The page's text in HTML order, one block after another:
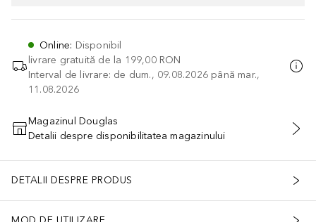
Online: Disponibil
livrare gratuită de la 199,00 RON
Interval de livrare: de dum., 09.08.2026 până mar.,
11.08.2026
ADĂUGAȚI ÎN COŞ
Magazinul Douglas
Detalii despre disponibilitatea magazinului
DETALII DESPRE PRODUS